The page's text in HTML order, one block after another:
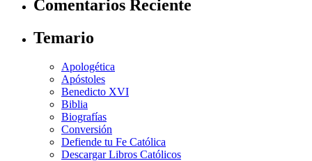
Comentarios Reciente
Temario
Apologética
Apóstoles
Benedicto XVI
Biblia
Biografías
Conversión
Defiende tu Fe Católica
Descargar Libros Católicos